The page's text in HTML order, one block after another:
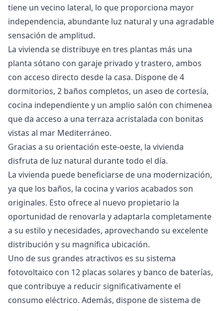
tiene un vecino lateral, lo que proporciona mayor
independencia, abundante luz natural y una agradable
sensación de amplitud.
La vivienda se distribuye en tres plantas más una
planta sótano con garaje privado y trastero, ambos
con acceso directo desde la casa. Dispone de 4
dormitorios, 2 baños completos, un aseo de cortesía,
cocina independiente y un amplio salón con chimenea
que da acceso a una terraza acristalada con bonitas
vistas al mar Mediterráneo.
Gracias a su orientación este-oeste, la vivienda
disfruta de luz natural durante todo el día.
La vivienda puede beneficiarse de una modernización,
ya que los baños, la cocina y varios acabados son
originales. Esto ofrece al nuevo propietario la
oportunidad de renovarla y adaptarla completamente
a su estilo y necesidades, aprovechando su excelente
distribución y su magnífica ubicación.
Uno de sus grandes atractivos es su sistema
fotovoltaico con 12 placas solares y banco de baterías,
que contribuye a reducir significativamente el
consumo eléctrico. Además, dispone de sistema de